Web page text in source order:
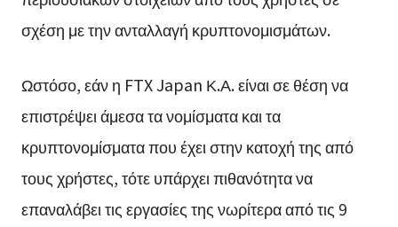
σχέση με την ανταλλαγή κρυπτονομισμάτων.
Ωστόσο, εάν η FTX Japan Κ.Α. είναι σε θέση να
επιστρέψει άμεσα τα νομίσματα και τα
κρυπτονομίσματα που έχει στην κατοχή της από
τους χρήστες, τότε υπάρχει πιθανότητα να
επαναλάβει τις εργασίες της νωρίτερα από τις 9